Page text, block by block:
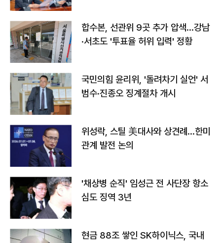
합수본, 선관위 9곳 추가 압색…강남
·서초도 '투표율 허위 입력' 정황
국민의힘 윤리위, '돌려차기 실언' 서
범수·진종오 징계절차 개시
위성락, 스틸 美대사와 상견례…한미
관계 발전 논의
'채상병 순직' 임성근 전 사단장 항소
심도 징역 3년
현금 88조 쌓인 SK하이닉스, 국내